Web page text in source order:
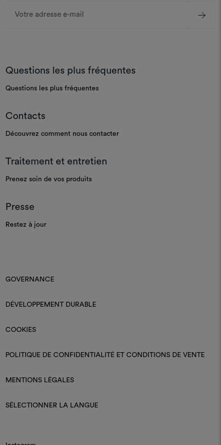
Questions les plus fréquentes
Questions les plus fréquentes
Contacts
Découvrez comment nous contacter
Traitement et entretien
Prenez soin de vos produits
Presse
Restez à jour
GOVERNANCE
DÉVELOPPEMENT DURABLE
COOKIES
POLITIQUE DE CONFIDENTIALITÉ ET CONDITIONS DE VENTE
MENTIONS LÉGALES
SÉLECTIONNER LA LANGUE